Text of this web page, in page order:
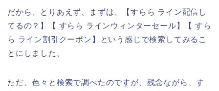
だから、とりあえず、まずは、【すらら ライン配信し
てるの？】【 すらら ラインウィンターセール】【 すら
ら ライン割引クーポン】という感じで検索してみるこ
とにしました。
ただ、色々と検索で調べたのですが、残念ながら、す